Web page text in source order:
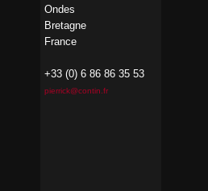
Ondes
Bretagne
France
+33 (0) 6 86 86 35 53
pierrick@contin.fr